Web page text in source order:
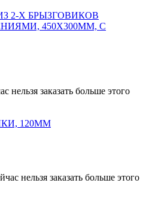
2-Х БРЫЗГОВИКОВ
450Х300ММ, С
нельзя заказать больше этого
120ММ
нельзя заказать больше этого